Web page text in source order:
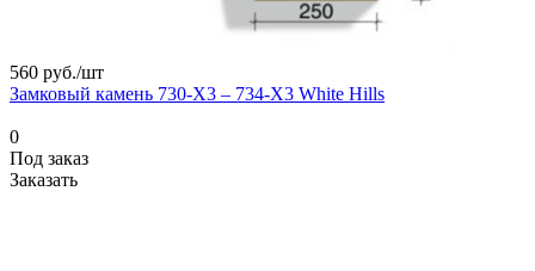
560 руб./шт
Замковый камень 730-X3 – 734-X3 White Hills
0
Под заказ
Заказать